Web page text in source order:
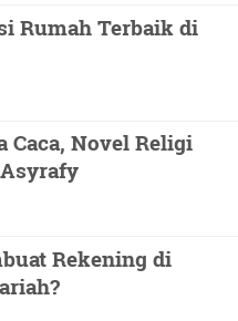
Rumah Terbaik di
Caca, Novel Religi
Rekening di